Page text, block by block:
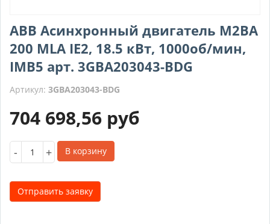
ABB Асинхронный двигатель M2BA
200 MLA IE2, 18.5 кВт, 1000об/мин,
IMB5 арт. 3GBA203043-BDG
Артикул: 3GBA203043-BDG
704 698,56 руб
- + В корзину
Отправить заявку